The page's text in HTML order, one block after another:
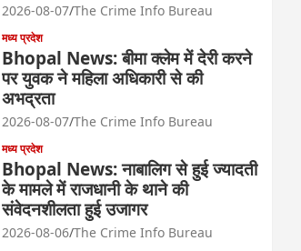
2026-08-07 The Crime Info Bureau
मध्य प्रदेश
Bhopal News: बीमा क्लेम में देरी करने
पर युवक ने महिला अधिकारी से की
अभद्रता
2026-08-07 The Crime Info Bureau
मध्य प्रदेश
Bhopal News: नाबालिग से हुई ज्यादती
के मामले में राजधानी के थाने की
संवेदनशीलता हुई उजागर
2026-08-06 The Crime Info Bureau